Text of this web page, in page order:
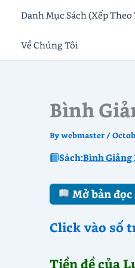
Skip
content
Danh Mục Sách (Xếp Theo
Về Chúng Tôi
Bình
Bywebmaster /
Sách:Bình Giảng
Mở bản
Click vào số
Tiền đề của